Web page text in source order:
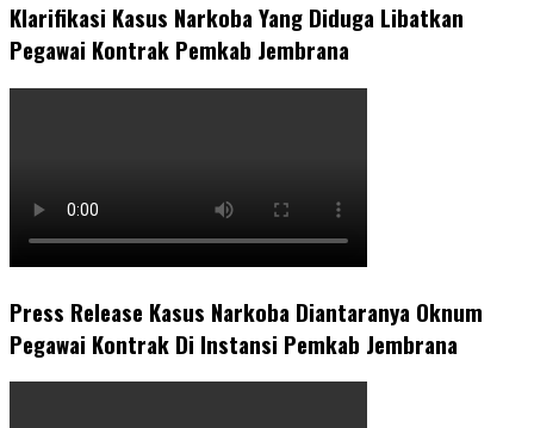
Klarifikasi Kasus Narkoba Yang Diduga Libatkan
Pegawai Kontrak Pemkab Jembrana
Press Release Kasus Narkoba Diantaranya Oknum
Pegawai Kontrak Di Instansi Pemkab Jembrana